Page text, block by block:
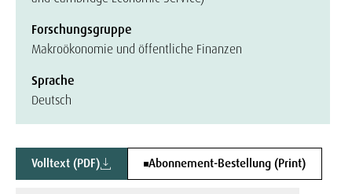
Forschungsgruppe
Makroökonomie und öffentliche Finanzen
Sprache
Deutsch
Volltext (PDF) Abonnement-Bestellung (Print)